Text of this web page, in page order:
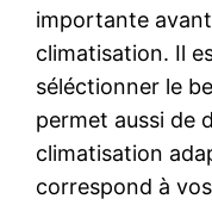
importante avant
climatisation. Il
séléctionner le
permet aussi de
climatisation
correspond à